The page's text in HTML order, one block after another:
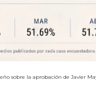
sobre la aprobación de Javier